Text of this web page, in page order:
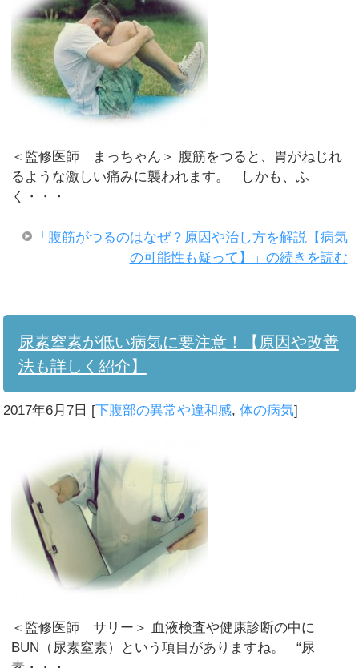
＜監修医師 まっちゃん＞ 腹筋をつると、胃がねじれ
るような激しい痛みに襲われます。 しかも、ふ
く・・・
「腹筋がつるのはなぜ？原因や治し方を解説【病気
の可能性も疑って】」の続きを読む
尿素窒素が低い病気に要注意！【原因や改善
法も詳しく紹介】
2017年6月7日 [下腹部の異常や違和感,体の病気]
＜監修医師 サリー＞ 血液検査や健康診断の中に
BUN（尿素窒素）という項目がありますね。 “尿